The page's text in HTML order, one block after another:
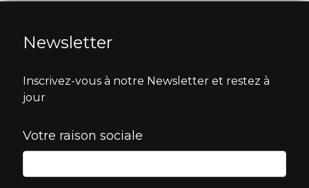
Newsletter
Inscrivez-vous à notre Newsletter et restez à
jour
Votre raison sociale